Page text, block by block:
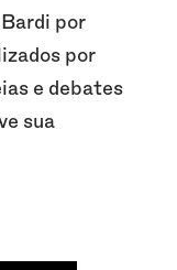
por
por
e debates
sua